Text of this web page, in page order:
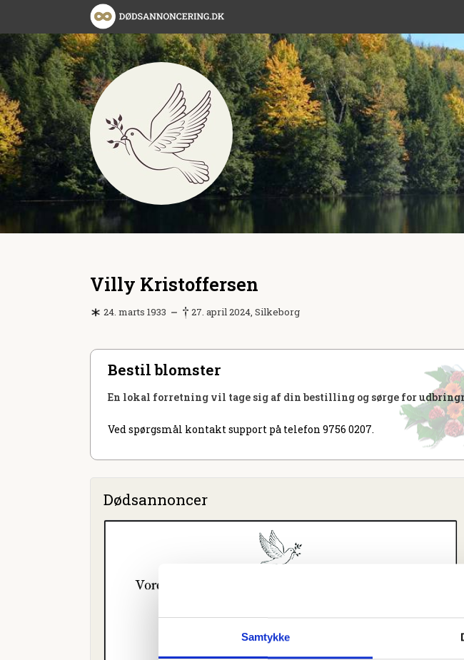
Samtykke
Villy Kristoffersen
24. marts 1933 27. april 2024, Silkeborg
Bestil blomster
En lokal forretning vil tage sig af din bestilling og sørge for
Ved spørgsmål kontakt support på telefon 9756 0207.
Dødsannoncer